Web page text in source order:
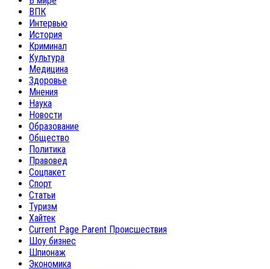
ВПК
Интервью
История
Криминал
Культура
Медицина
Здоровье
Мнения
Наука
Новости
Образование
Общество
Политика
Правовед
Соцпакет
Спорт
Статьи
Туризм
Хайтек
Current Page Parent Происшествия
Шоу бизнес
Шпионаж
Экономика